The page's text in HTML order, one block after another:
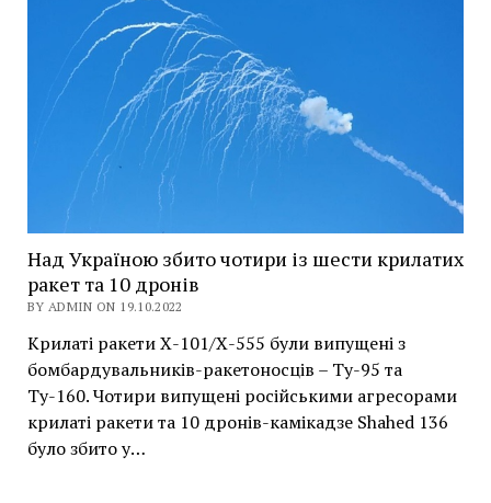
Над Україною збито чотири із шести крилатих
ракет та 10 дронів
BY ADMIN ON 19.10.2022
Крилаті ракети Х-101/Х-555 були випущені з
бомбардувальників-ракетоносців – Ту-95 та
Ту-160. Чотири випущені російськими агресорами
крилаті ракети та 10 дронів-камікадзе Shahed 136
було збито у…